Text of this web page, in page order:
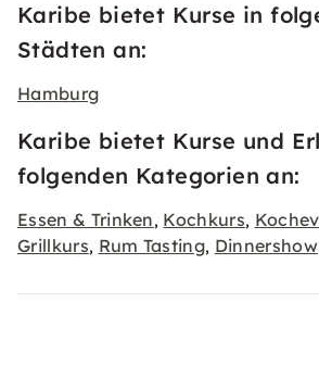
Karibe bietet Kurse in
Städten an:
Hamburg
Karibe bietet Kurse und
folgenden Kategorien an:
Essen & Trinken, Kochkurs,
Grillkurs, Rum Tasting, Dinnershow